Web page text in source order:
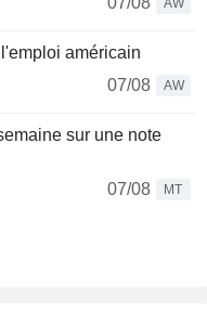
américain
07/08
AW
sur une note
07/08
MT